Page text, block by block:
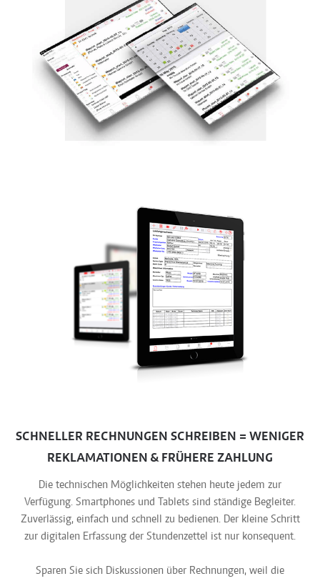
SCHNELLER RECHNUNGEN SCHREIBEN = WENIGER
REKLAMATIONEN & FRÜHERE ZAHLUNG
Die technischen Möglichkeiten stehen heute jedem zur
Verfügung. Smartphones und Tablets sind ständige Begleiter.
Zuverlässig, einfach und schnell zu bedienen. Der kleine Schritt
zur digitalen Erfassung der Stundenzettel ist nur konsequent.
Sparen Sie sich Diskussionen über Rechnungen, weil die